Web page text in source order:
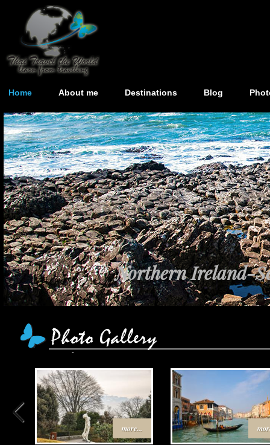
Home About me Destinations Blog
Northern Ireland-
more...